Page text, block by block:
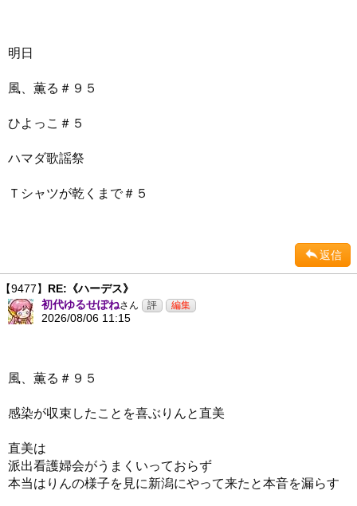
明日
風、薫る＃９５
ひよっこ＃５
ハマダ歌謡祭
Ｔシャツが乾くまで＃５
返信
【9477】 RE:《ハーデス》
初代ゆるせぽねさん
2026/08/06 11:15
風、薫る＃９５
感染が収束したことを喜ぶりんと直美
直美は
派出看護婦会がうまくいっておらず
本当はりんの様子を見に新潟にやって来たと本音を漏らす